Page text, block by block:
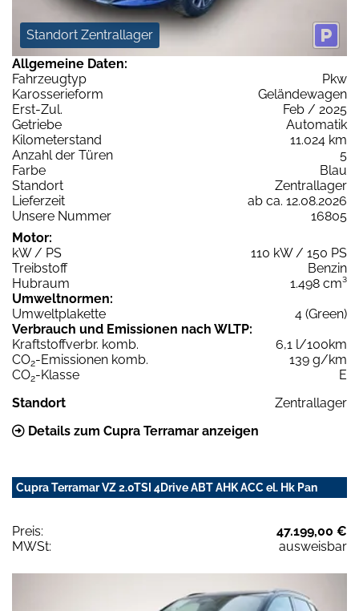
Standort Zentrallager
Allgemeine Daten:
Fahrzeugtyp
Pkw
Karosserieform
Geländewagen
Erst-Zul.
Feb / 2025
Getriebe
Automatik
Kilometerstand
11.024 km
Anzahl der Türen
5
Farbe
Blau
Standort
Zentrallager
Lieferzeit
ab ca. 12.08.2026
Unsere Nummer
16805
Motor:
kW / PS
110 kW / 150 PS
Treibstoff
Benzin
Hubraum
1.498 cm³
Umweltnormen:
Umweltplakette
4 (Green)
Verbrauch und Emissionen nach WLTP:
Kraftstoffverbr. komb.
6,1 l/100km
CO2-Emissionen komb.
139 g/km
CO2-Klasse
E
Standort
Zentrallager
Details zum Cupra Terramar anzeigen
Cupra Terramar VZ 2.0TSI 4Drive ABT AHK ACC el. Hk Pan
Preis:
47.199,00 €
MWSt:
ausweisbar